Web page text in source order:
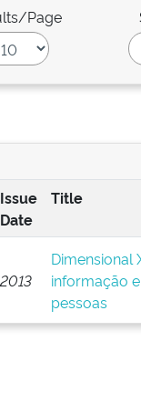
Page
Issue
Date
Title
2013
Dimensional
informação
pessoas